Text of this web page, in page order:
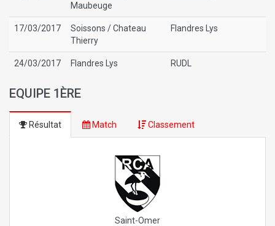
Maubeuge
17/03/2017
Soissons / Chateau
Thierry
Flandres Lys
24/03/2017 Flandres Lys RUDL
EQUIPE 1ÈRE
Résultat Match Classement
Saint-Omer